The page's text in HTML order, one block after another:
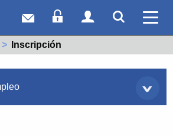
Correo webAcceso Socios
Acceso
Actual:
Inscripción